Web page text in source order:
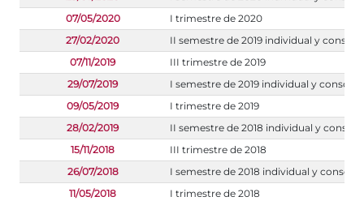
07/05/2020
I trimestre de 2020
27/02/2020
II semestre de 2019 individual y
07/11/2019
III trimestre de 2019
29/07/2019
I semestre de 2019 individual y
09/05/2019
I trimestre de 2019
28/02/2019
II semestre de 2018 individual y
15/11/2018
III trimestre de 2018
26/07/2018
I semestre de 2018 individual y
11/05/2018
I trimestre de 2018